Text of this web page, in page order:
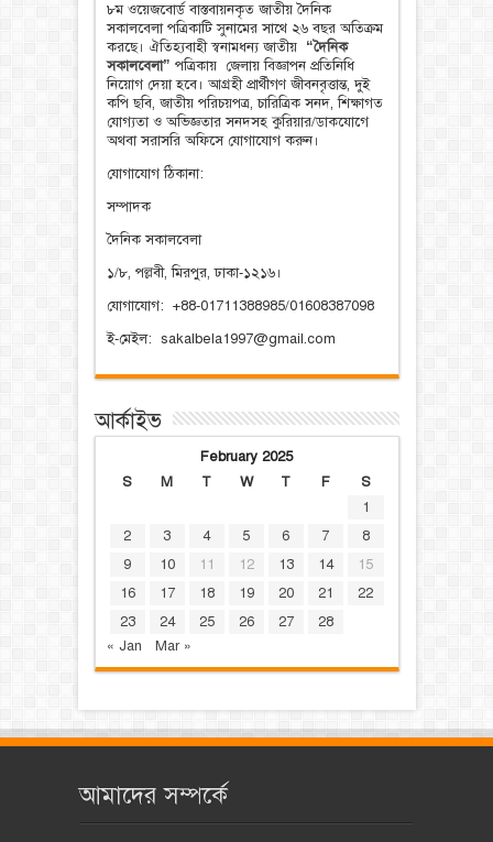
৮ম ওয়েজবোর্ড বাস্তবায়নকৃত জাতীয় দৈনিক
সকালবেলা পত্রিকাটি সুনামের সাথে ২৬ বছর অতিক্রম
করছে। ঐতিহ্যবাহী স্বনামধন্য জাতীয় “দৈনিক
সকালবেলা” পত্রিকায় জেলায় বিজ্ঞাপন প্রতিনিধি
নিয়োগ দেয়া হবে। আগ্রহী প্রার্থীগণ জীবনবৃত্তান্ত, দুই
কপি ছবি, জাতীয় পরিচয়পত্র, চারিত্রিক সনদ, শিক্ষাগত
যোগ্যতা ও অভিজ্ঞতার সনদসহ কুরিয়ার/ডাকযোগে
অথবা সরাসরি অফিসে যোগাযোগ করুন।
যোগাযোগ ঠিকানা:
সম্পাদক
দৈনিক সকালবেলা
১/৮, পল্লবী, মিরপুর, ঢাকা-১২১৬।
যোগাযোগ: +88-01711388985/01608387098
ই-মেইল: sakalbela1997@gmail.com
আর্কাইভ
February 2025
S
M T W T F
S
1
2
3 4 5 6 7
8
9
10 11 12 13 14
15
16
17 18 19 20 21
22
23
24 25 26 27
28
« Jan
Mar »
আমাদের সম্পর্কে